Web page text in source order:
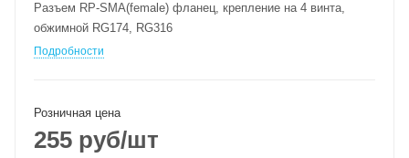
Разъем RP-SМА(female) фланец, крепление на 4 винта,
обжимной RG174, RG316
Подробности
Розничная цена
255 руб/шт